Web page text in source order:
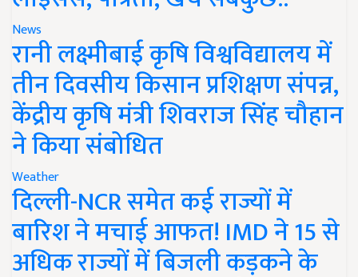
News
रानी लक्ष्मीबाई कृषि विश्वविद्यालय में
तीन दिवसीय किसान प्रशिक्षण संपन्न,
केंद्रीय कृषि मंत्री शिवराज सिंह चौहान
ने किया संबोधित
Weather
दिल्ली-NCR समेत कई राज्यों में
बारिश ने मचाई आफत! IMD ने 15 से
अधिक राज्यों में बिजली कड़कने के